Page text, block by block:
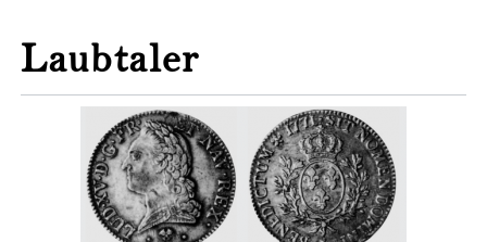
Laubtaler